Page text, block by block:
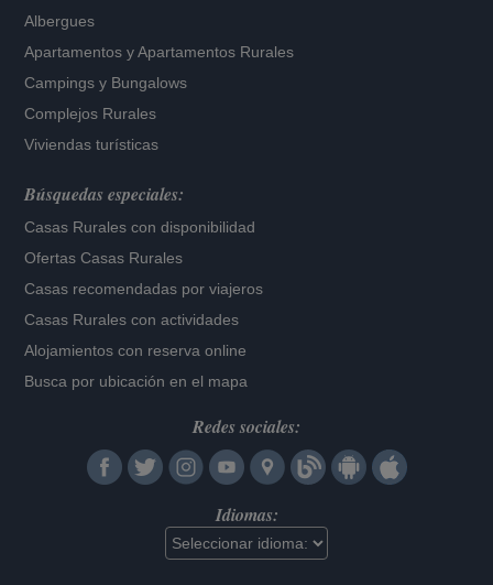
Albergues
Apartamentos yApartamentos Rurales
Campings y Bungalows
Complejos Rurales
Viviendas turísticas
Búsquedas especiales:
Casas Rurales con disponibilidad
Ofertas Casas Rurales
Casas recomendadas por viajeros
Casas Rurales con actividades
Alojamientos con reserva online
Busca por ubicación en el mapa
Redes sociales:
Idiomas: